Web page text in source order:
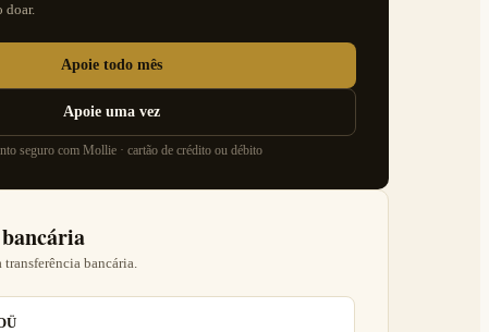
doar.
Apoie todo mês
Apoie uma vez
seguro com Mollie · cartão de crédito ou débito
transferência bancária.